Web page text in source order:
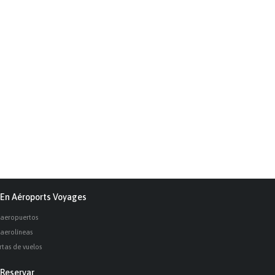
En Aéroports Voyages
aeropuertos
aerolíneas
de vuelos
Reservar